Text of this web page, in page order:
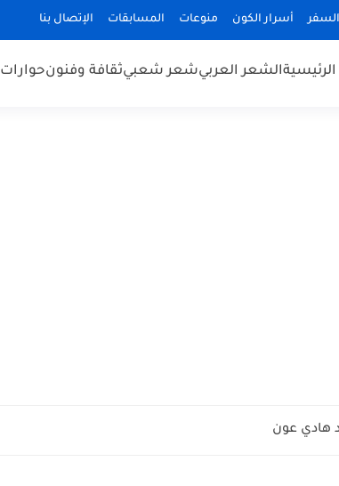
أسرار الكون منوعات المسابقات الإتصال بنا
الشعر العربيشعر شعبيثقافة وفنونحوارات
هادي عون